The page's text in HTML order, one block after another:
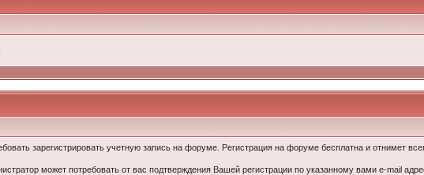
зарегистрировать учетную запись на форуме. Регистрация на форуме бесплатна и отнимет
может потребовать от вас подтверждения Вашей регистрации по указанному вами e-mail